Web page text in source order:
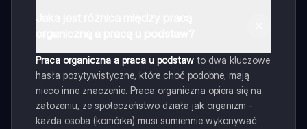
Praca organiczna a praca u podstawto dwa kluczowe
hasła pozytywistyczne, które choć podobne, mają
nieco inne znaczenie. Praca organiczna opiera się na
założeniu, że społeczeństwo działa jak organizm -
każda osoba (komórka) musi sumiennie wykonywać